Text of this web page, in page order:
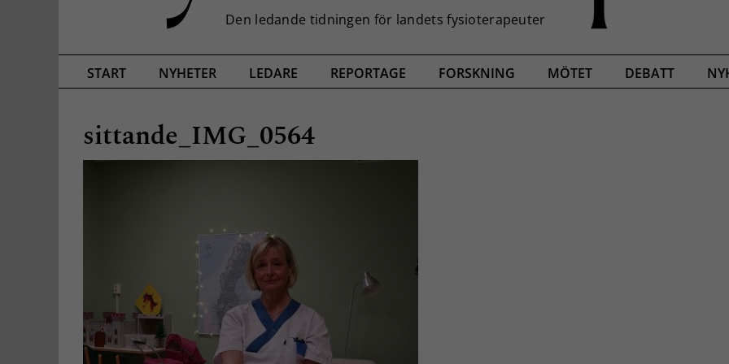
START NYHETER LEDARE REPORTAGE FORSKNING MÖTET DEBATT
sittande_IMG_0564